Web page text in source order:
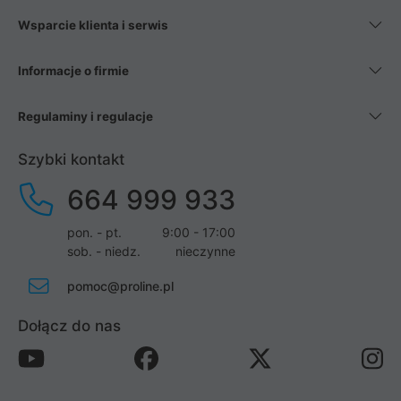
Wsparcie klienta i serwis
Informacje o firmie
Regulaminy i regulacje
Szybki kontakt
664 999 933
pon. - pt.
9:00 - 17:00
sob. - niedz.
nieczynne
pomoc@proline.pl
Dołącz do nas